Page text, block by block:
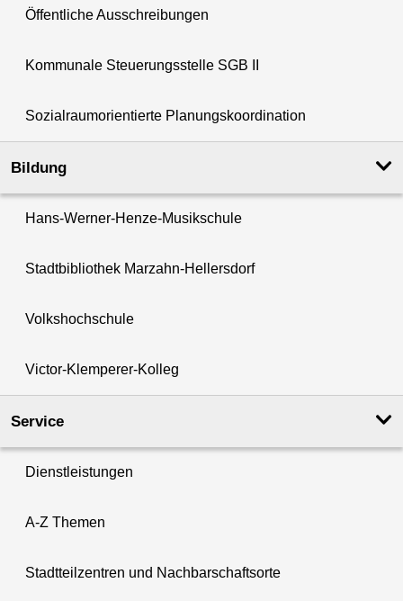
Öffentliche Ausschreibungen
Kommunale Steuerungsstelle SGB II
Sozialraumorientierte Planungskoordination
Bildung
Hans-Werner-Henze-Musikschule
Stadtbibliothek Marzahn-Hellersdorf
Volkshochschule
Victor-Klemperer-Kolleg
Service
Dienstleistungen
A-Z Themen
Stadtteilzentren und Nachbarschaftsorte